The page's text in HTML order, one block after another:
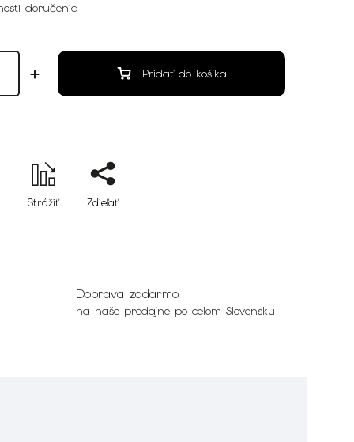
doručenia
Pridať do košíka
Strážiť Zdieľať
Doprava zadarmo
na naše predajne po celom Slovensku